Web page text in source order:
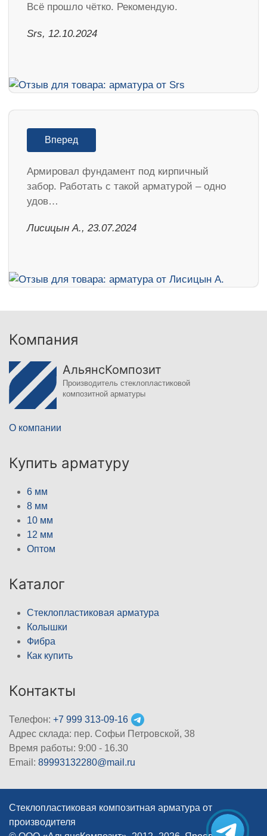
Всё прошло чётко. Рекомендую.
Srs, 12.10.2024
Вперед
Армировал фундамент под кирпичный
забор. Работать с такой арматурой – одно
удов…
Лисицын А., 23.07.2024
Компания
АльянсКомпозит
Производитель стеклопластиковой
композитной арматуры
О компании
Купить арматуру
6 мм
8 мм
10 мм
12 мм
Оптом
Каталог
Стеклопластиковая арматура
Колышки
Фибра
Как купить
Контакты
Телефон: +7 999 313-09-16
Адрес склада: пер. Софьи Петровской, 38
Время работы: 9:00 - 16.30
Email: 89993132280@mail.ru
Стеклопластиковая композитная арматура от
производителя